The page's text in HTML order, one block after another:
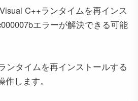
C++ランタイムを再インス
エラーが解決できる可能
ンタイムを再インストールする
します。